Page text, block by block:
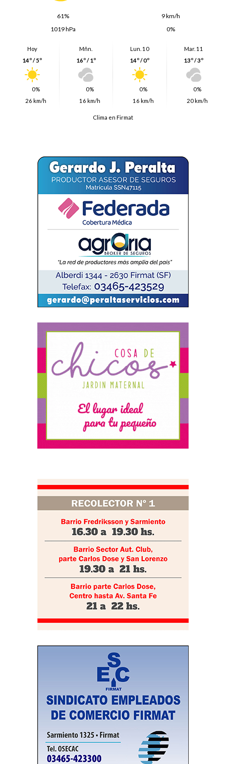
61%
9 km/h
1019 hPa
0%
Hoy
14º / 5º
0%
26 km/h
Mñn.
16º / 1º
0%
16 km/h
Lun. 10
14º / 0º
0%
16 km/h
Mar. 11
13º / 3º
0%
20 km/h
Clima en Firmat